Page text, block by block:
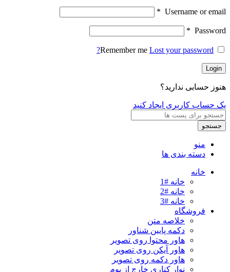
Username or email
*
Password
*
Remember me Lost your password?
Login
هنوز حسابی ندارید؟
یک حساب کاربری ایجاد کنید
جستجو
منو
دسته بندی ها
خانه
خانه #1
خانه #2
خانه #3
فروشگاه
خلاصه متن
دکمه پایین شناور
هاور محتوا روی تصویر
هاور آیکن روی تصویر
هاور دکمه روی تصویر
نوار کناری خارج از بوم